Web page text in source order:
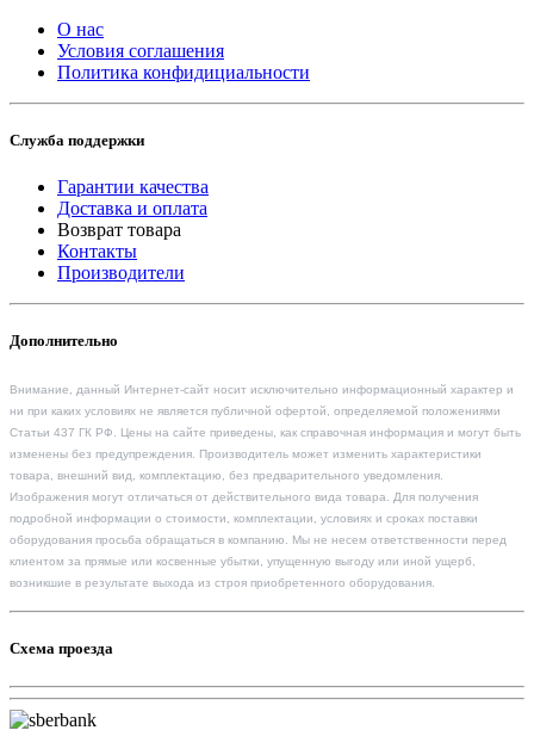
О нас
Условия соглашения
Политика конфидициальности
Служба поддержки
Гарантии качества
Доставка и оплата
Возврат товара
Контакты
Производители
Дополнительно
Внимание, данный Интернет-сайт носит исключительно информационный характер и
ни при каких условиях не является публичной офертой, определяемой положениями
Статьи 437 ГК РФ. Цены на сайте приведены, как справочная информация и могут быть
изменены без предупреждения. Производитель может изменить характеристики
товара, внешний вид, комплектацию, без предварительного уведомления.
Изображения могут отличаться от действительного вида товара. Для получения
подробной информации о стоимости, комплектации, условиях и сроках поставки
оборудования просьба обращаться в компанию. Мы не несем ответственности перед
клиентом за прямые или косвенные убытки, упущенную выгоду или иной ущерб,
возникшие в результате выхода из строя приобретенного оборудования.
Схема проезда